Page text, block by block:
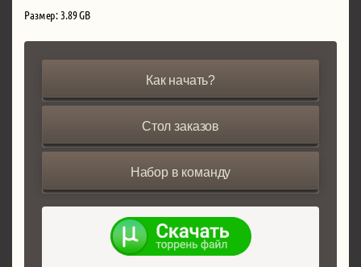
Размер: 3.89 GB
Как начать?
Стол заказов
Набор в команду